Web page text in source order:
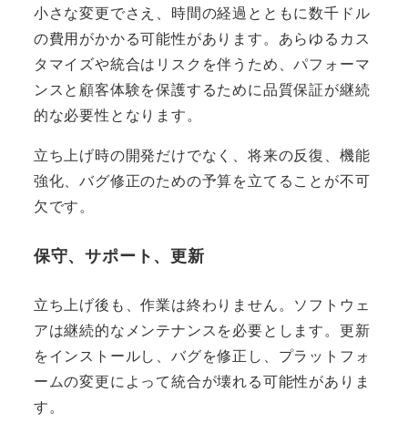
小さな変更でさえ、時間の経過とともに数千ドル
の費用がかかる可能性があります。あらゆるカス
タマイズや統合はリスクを伴うため、パフォーマ
ンスと顧客体験を保護するために品質保証が継続
的な必要性となります。
立ち上げ時の開発だけでなく、将来の反復、機能
強化、バグ修正のための予算を立てることが不可
欠です。
保守、サポート、更新
立ち上げ後も、作業は終わりません。ソフトウェ
アは継続的なメンテナンスを必要とします。更新
をインストールし、バグを修正し、プラットフォ
ームの変更によって統合が壊れる可能性がありま
す。